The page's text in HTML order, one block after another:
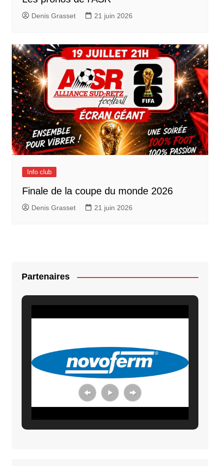
Denis Grasset 21 juin 2026
Info club
Finale de la coupe du monde 2026
Denis Grasset 21 juin 2026
Partenaires